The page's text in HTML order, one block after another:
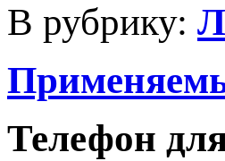
В рубрику:
Телефон